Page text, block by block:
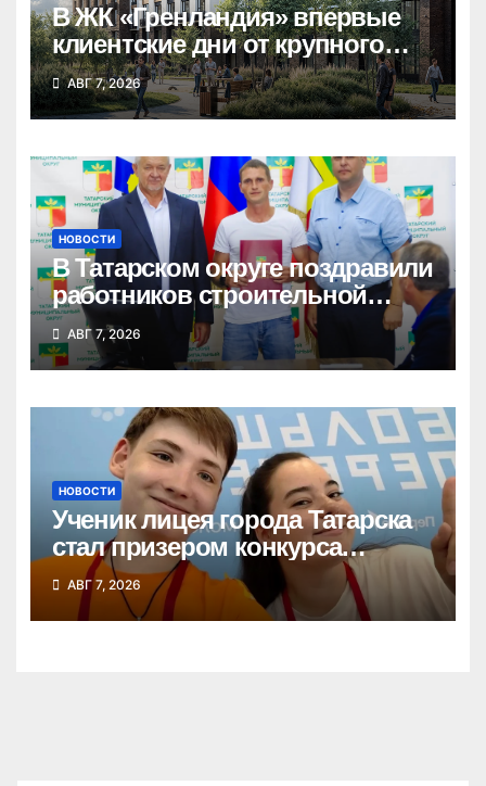
В ЖК «Гренландия» впервые
клиентские дни от крупного
девелопера — группы
компаний «СОЮЗ»
АВГ 7, 2026
НОВОСТИ
В Татарском округе поздравили
работников строительной
отрасли
АВГ 7, 2026
НОВОСТИ
Ученик лицея города Татарска
стал призером конкурса
«Большая перемена»
АВГ 7, 2026